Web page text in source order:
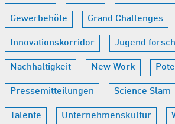
Gewerbehöfe Grand Challenges
Innovationskorridor Jugend
Nachhaltigkeit New Work
Pressemitteilungen Science Slam
Talente Unternehmenskultur